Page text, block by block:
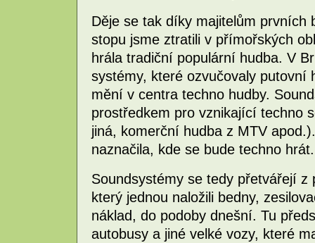
Děje se tak díky majitelům prvních
stopu jsme ztratili v přímořských
hrála tradiční populární hudba. V
systémy, které ozvučovaly putovní
mění v centra techno hudby.
prostředkem pro vznikající techno
jiná, komerční hudba z MTV
naznačila, kde se bude techno hrát.
Soundsystémy se tedy přetvářejí z
který jednou naložili bedny,
náklad, do podoby dnešní. Tu
autobusy a jiné velké vozy, které